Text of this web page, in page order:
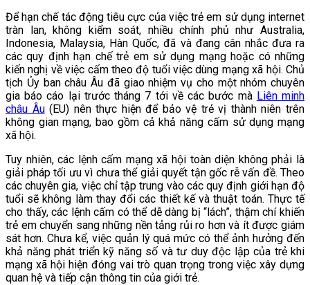
Để hạn chế tác động tiêu cực của việc trẻ em sử dụng internet
tràn lan, không kiểm soát, nhiều chính phủ như Australia,
Indonesia, Malaysia, Hàn Quốc, đã và đang cân nhắc đưa ra
các quy định hạn chế trẻ em sử dụng mạng hoặc có những
kiến nghị về việc cấm theo độ tuổi việc dùng mạng xã hội. Chủ
tịch Ủy ban châu Âu đã giao nhiệm vụ cho một nhóm chuyên
gia báo cáo lại trước tháng 7 tới về các bước mà Liên minh
châu Âu (EU) nên thực hiện để bảo vệ trẻ vị thành niên trên
không gian mạng, bao gồm cả khả năng cấm sử dụng mạng
xã hội.
Tuy nhiên, các lệnh cấm mạng xã hội toàn diện không phải là
giải pháp tối ưu vì chưa thể giải quyết tận gốc rễ vấn đề. Theo
các chuyên gia, việc chỉ tập trung vào các quy định giới hạn độ
tuổi sẽ không làm thay đổi các thiết kế và thuật toán. Thực tế
cho thấy, các lệnh cấm có thể dễ dàng bị “lách”, thậm chí khiến
trẻ em chuyển sang những nền tảng rủi ro hơn và ít được giám
sát hơn. Chưa kể, việc quản lý quá mức có thể ảnh hưởng đến
khả năng phát triển kỹ năng số và tư duy độc lập của trẻ khi
mạng xã hội hiện đóng vai trò quan trọng trong việc xây dựng
quan hệ và tiếp cận thông tin của giới trẻ.